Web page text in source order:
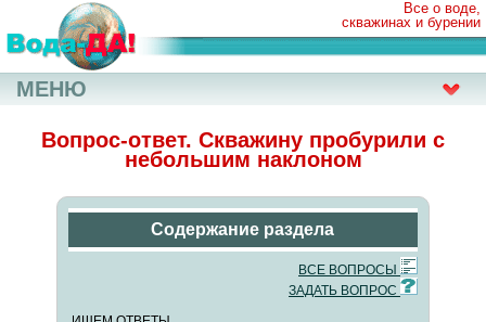
Все о воде,
скважинах и бурении
Вопрос-ответ. Скважину пробурили с
небольшим наклоном
Содержание раздела
ВСЕ ВОПРОСЫ
ЗАДАТЬ ВОПРОС
МЕНЮ